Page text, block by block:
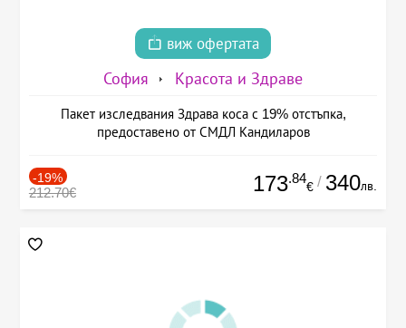
виж офертата
София Красота и Здраве
Пакет изследвания Здрава коса с 19% отстъпка,
предоставено от СМДЛ Кандиларов
-19%
212.70€ 173.84
€ / 340лв.